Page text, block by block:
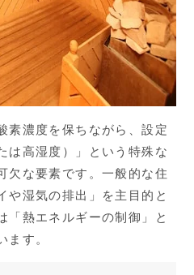
素濃度を保ちながら、設定
は高湿度）」という特殊な
欠な要素です。一般的な住
や湿気の排出」を主目的と
「熱エネルギーの制御」と
す。